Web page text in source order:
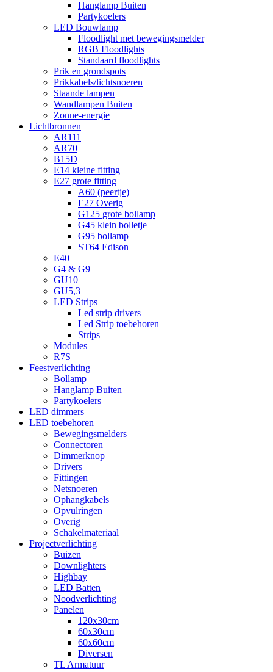
Hanglamp Buiten
Partykoelers
LED Bouwlamp
Floodlight met bewegingsmelder
RGB Floodlights
Standaard floodlights
Prik en grondspots
Prikkabels/lichtsnoeren
Staande lampen
Wandlampen Buiten
Zonne-energie
Lichtbronnen
AR111
AR70
B15D
E14 kleine fitting
E27 grote fitting
A60 (peertje)
E27 Overig
G125 grote bollamp
G45 klein bolletje
G95 bollamp
ST64 Edison
E40
G4 & G9
GU10
GU5,3
LED Strips
Led strip drivers
Led Strip toebehoren
Strips
Modules
R7S
Feestverlichting
Bollamp
Hanglamp Buiten
Partykoelers
LED dimmers
LED toebehoren
Bewegingsmelders
Connectoren
Dimmerknop
Drivers
Fittingen
Netsnoeren
Ophangkabels
Opvulringen
Overig
Schakelmateriaal
Projectverlichting
Buizen
Downlighters
Highbay
LED Batten
Noodverlichting
Panelen
120x30cm
60x30cm
60x60cm
Diversen
TL Armatuur